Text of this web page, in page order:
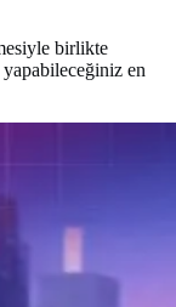
birlikte
yapabileceğiniz en